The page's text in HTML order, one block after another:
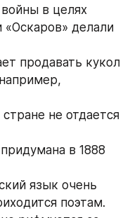
в целях
«Оскаров» делали
продавать кукол
не отдается
в 1888
язык очень
поэтам.